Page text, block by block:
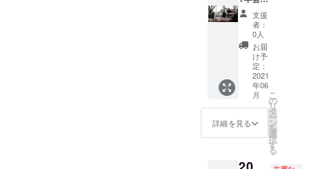
月
¥10,780
です
が、特
別価格
でのご
提供で
す。
※「HAY
A-
ASHI」
い。 ※
広告へ
の表記
が不要
な場合
は、
「備考
欄」に
「不
要」と
記載し
「prese
nt by
◎◎」
とお名
前を記
載！ ※
書き方
（表
現）は
変更の
場合が
ござい
る名称
権(6月1
日(火)か
ら利用
可能) ・
ありが
とう
メール
をお届
けいた
しま
す。 ・
レセプ
ティー
支援
者：
0人
お届
け予
定：
2021
年06
月
詳細を見る
こ
の
リ
タ
ー
ン
を
選
択
す
る